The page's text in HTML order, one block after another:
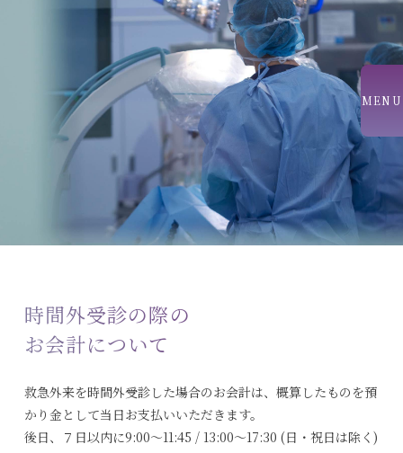
MENU
時間外受診の際の
お会計について
救急外来を時間外受診した場合のお会計は、概算したものを預
かり金として当日お支払いいただきます。
後日、７日以内に9:00〜11:45 / 13:00〜17:30 (日・祝日は除く)